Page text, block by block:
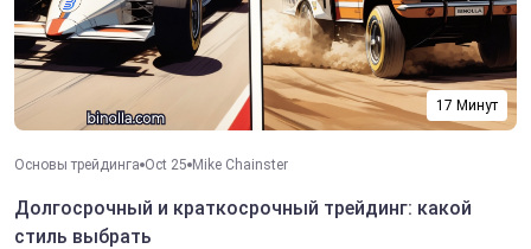
17 Минут
Основы трейдинга Oct 25 Mike Chainster
Долгосрочный и краткосрочный трейдинг: какой
стиль выбрать